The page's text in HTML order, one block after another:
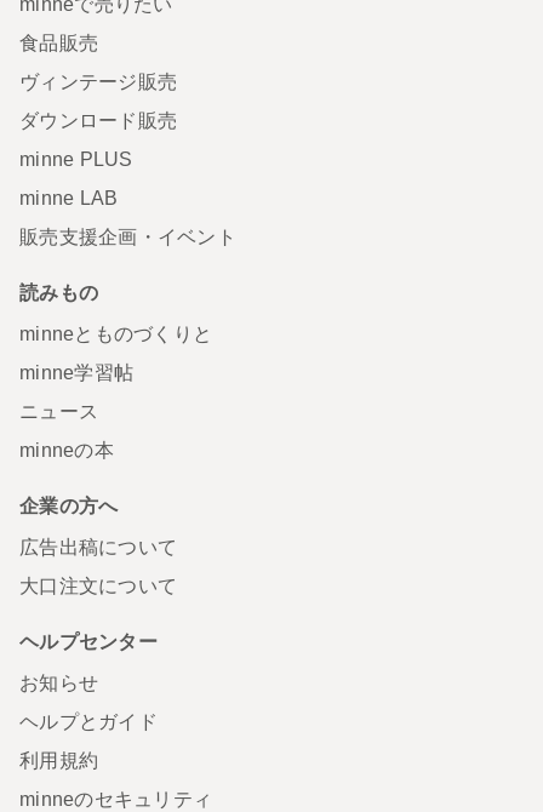
食品販売
ヴィンテージ販売
ダウンロード販売
minne PLUS
minne LAB
販売支援企画・イベント
読みもの
minneとものづくりと
minne学習帖
ニュース
minneの本
企業の方へ
広告出稿について
大口注文について
ヘルプセンター
お知らせ
ヘルプとガイド
利用規約
minneのセキュリティ